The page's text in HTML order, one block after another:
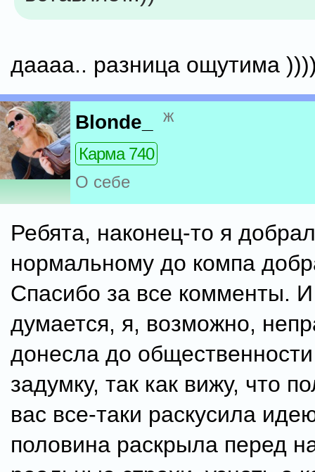
даааа.. разница ощутима
Blonde_ ж
Карма 740
О себе
Ребята, наконец-то я
нормальному до компа
Спасибо за все комменты.
думается, я, возможно,
донесла до
задумку, так как вижу, что
вас все-таки раскусила
половина раскрыла перед